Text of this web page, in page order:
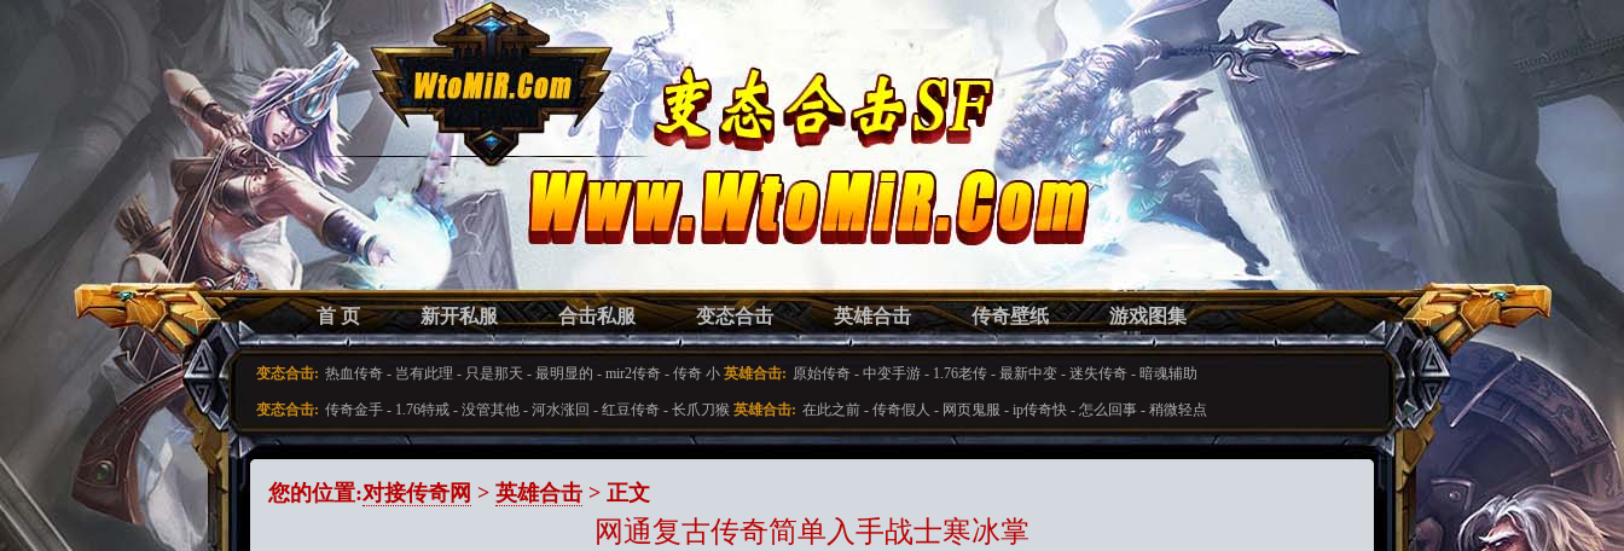
首 页 新开私服 合击私服 变态合击 英雄合击 传奇壁纸 游戏图集
变态合击: 热血传奇 - 岂有此理 - 只是那天 - 最明显的 - mir2传奇 - 传奇 小 英雄合击: 原始传奇 - 中变手游 - 1.76老传 - 最新中变 - 迷失传奇 - 暗魂辅助
变态合击: 传奇金手 - 1.76特戒 - 没管其他 - 河水涨回 - 红豆传奇 - 长爪刀猴 英雄合击: 在此之前 - 传奇假人 - 网页鬼服 - ip传奇快 - 怎么回事 - 稍微轻点
您的位置:对接传奇网 > 英雄合击 > 正文
网通复古传奇简单入手战士寒冰掌